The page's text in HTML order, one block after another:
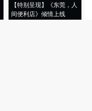
【特别呈现】《东莞，人
间便利店》倾情上线